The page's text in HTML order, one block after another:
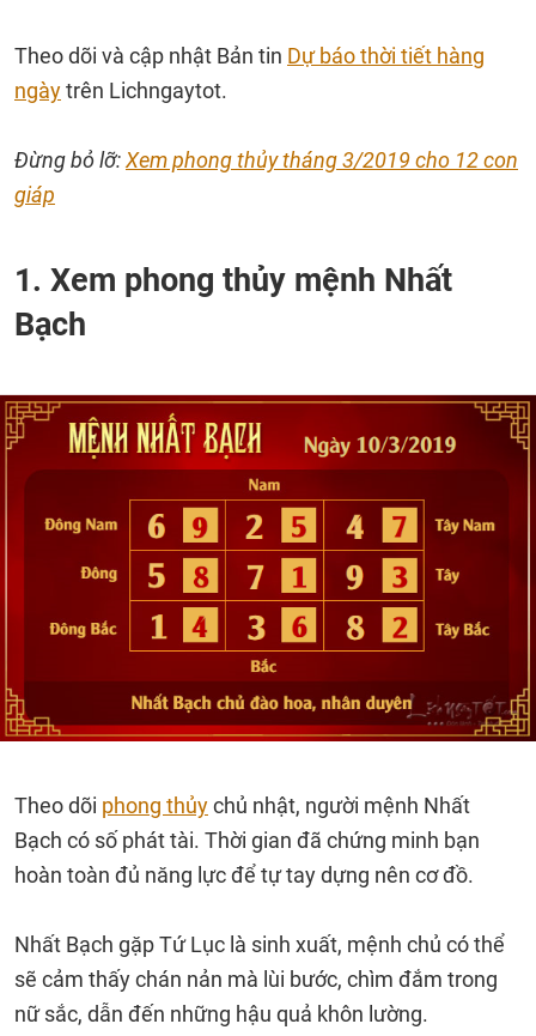
Theo dõi và cập nhật Bản tin Dự báo thời tiết hàng
ngàytrên Lichngaytot.
Đừng bỏ lỡ:Xem phong thủy tháng 3/2019 cho 12 con
giáp
1. Xem phong thủy mệnh Nhất
Bạch
Theo dõi phong thủychủ nhật, người mệnh Nhất
Bạch có số phát tài. Thời gian đã chứng minh bạn
hoàn toàn đủ năng lực để tự tay dựng nên cơ đồ.
Nhất Bạch gặp Tứ Lục là sinh xuất, mệnh chủ có thể
sẽ cảm thấy chán nản mà lùi bước, chìm đắm trong
nữ sắc, dẫn đến những hậu quả khôn lường.